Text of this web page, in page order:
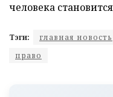
человека
Тэги: главная новость
право